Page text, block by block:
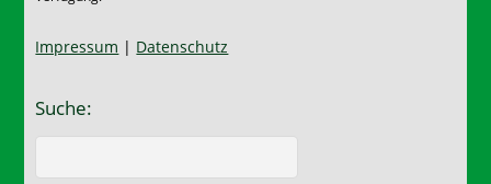
Impressum | Datenschutz
Suche: